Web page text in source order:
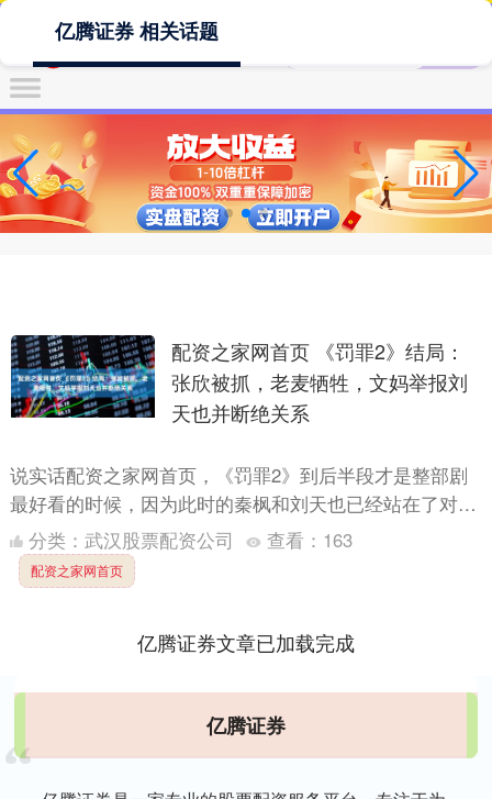
亿腾证券 相关话题
配资之家网首页 《罚罪2》结局：
张欣被抓，老麦牺牲，文妈举报刘
天也并断绝关系
说实话配资之家网首页，《罚罪2》到后半段才是整部剧
最好看的时候，因为此时的秦枫和刘天也已经站在了对立
面，刘天也完成了事业上的突破，终于走上了金字塔尖见
到了背后的....
分类： 武汉股票配资公司 查看： 163
配资之家网首页
亿腾证券文章已加载完成
亿腾证券